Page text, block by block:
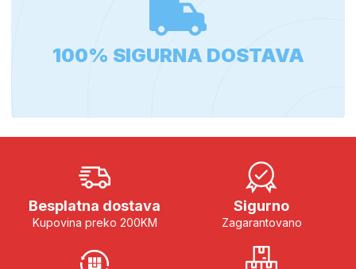
100% SIGURNA DOSTAVA
Besplatna dostava
Kupovina preko 200KM
Sigurno
Zagarantovano